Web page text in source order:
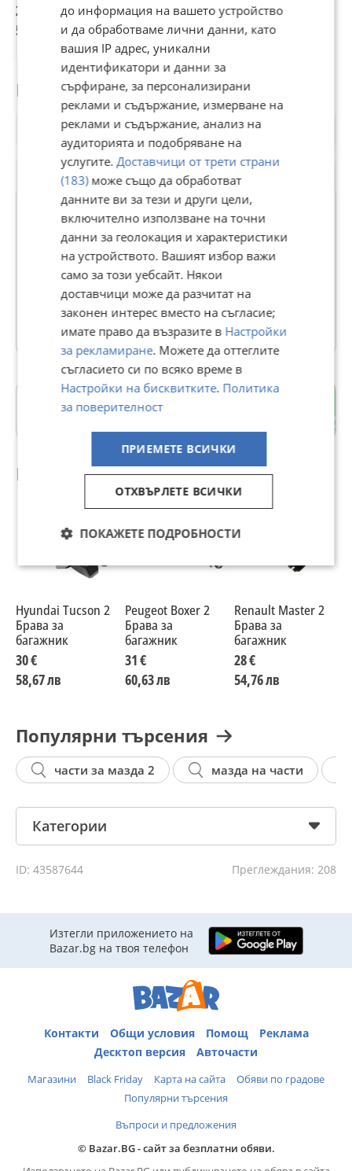
28 €
54,76 лв
30 €
58,67 лв
30 €
58,67 лв
Потребител
Автоморга Бранник
В Bazar.BG от 19 април 2014г.
Последно активен вчера в 07:30 ч.
6233 Обяви
Идеален център
Препоръчани за теб
Hyundai Tucson 2
Брава за
багажник
30 €
58,67 лв
Peugeot Boxer 2
Брава за
багажник
31 €
60,63 лв
Renault Master 2
Брава за
багажник
28 €
54,76 лв
Популярни търсения
части за мазда 2 мазда на части
Категории
ID: 43587644 Преглеждания: 208
Изтегли приложението на
Bazar.bg на твоя телефон
Контакти Общи условия Помощ
Реклама
Десктоп версия
Авточасти
Магазини Black Friday Карта на сайта
Обяви по градове
Популярни търсения
Въпроси и предложения
© Bazar.BG - сайт за безплатни обяви.
до информация на вашето устройство
и да обработваме лични данни, като
вашия IP адрес, уникални
идентификатори и данни за
сърфиране, за персонализирани
реклами и съдържание, измерване на
реклами и съдържание, анализ на
аудиторията и подобряване на
услугите. Доставчици от трети страни
(183)може също да обработват
данните ви за тези и други цели,
включително използване на точни
данни за геолокация и характеристики
на устройството. Вашият избор важи
само за този уебсайт. Някои
доставчици може да разчитат на
законен интерес вместо на съгласие;
имате право да възразите в Настройки
за рекламиране. Можете да оттеглите
съгласието си по всяко време в
Настройки на бисквитките. Политика
за поверителност
ПРИЕМЕТЕ ВСИЧКИ
ОТХВЪРЛЕТЕ ВСИЧКИ
ПОКАЖЕТЕ ПОДРОБНОСТИ